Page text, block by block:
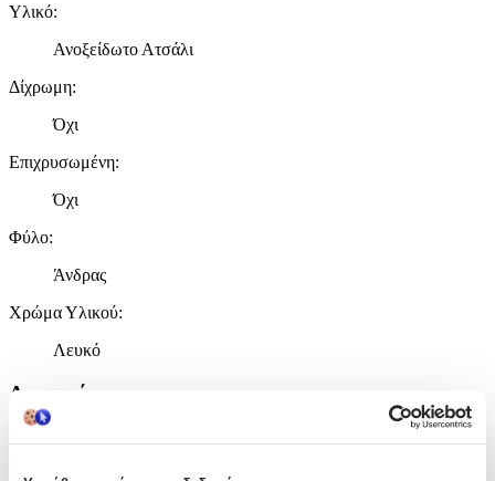
Υλικό:
Ανοξείδωτο Ατσάλι
Δίχρωμη:
Όχι
Επιχρυσωμένη:
Όχι
Φύλο:
Άνδρας
Χρώμα Υλικού:
Λευκό
Λεπτομέρειες
Χειρός